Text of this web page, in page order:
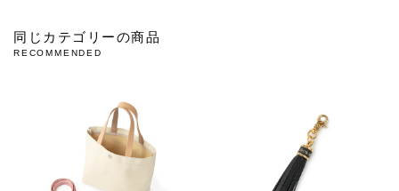
同じカテゴリーの商品
RECOMMENDED